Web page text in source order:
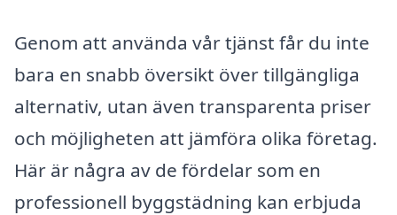
Genom att använda vår tjänst får du inte
bara en snabb översikt över tillgängliga
alternativ, utan även transparenta priser
och möjligheten att jämföra olika företag.
Här är några av de fördelar som en
professionell byggstädning kan erbjuda